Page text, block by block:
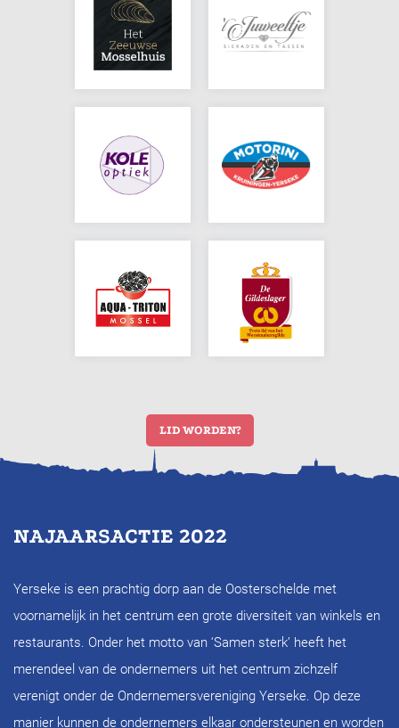
LID WORDEN?
NAJAARSACTIE 2022
Yerseke is een prachtig dorp aan de Oosterschelde met
voornamelijk in het centrum een grote diversiteit van winkels en
restaurants. Onder het motto van ‘Samen sterk’ heeft het
merendeel van de ondernemers uit het centrum zichzelf
verenigt onder de Ondernemersvereniging Yerseke. Op deze
manier kunnen de ondernemers elkaar ondersteunen en worden